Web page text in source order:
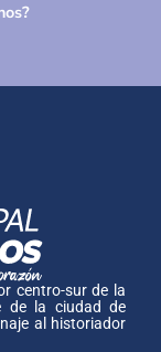
centro-sur de la
de la ciudad de
al historiador